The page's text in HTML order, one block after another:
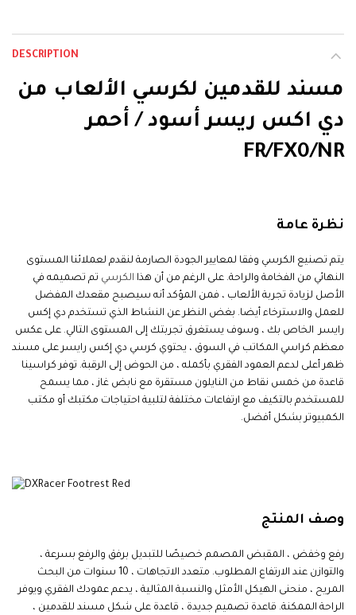
DESCRIPTION
مسند للقدمين لكرسي الألعاب من
دي اكس ريسر أسود / أحمر
FR/FX0/NR
نظرة عامة
يتم تصنيع الكرسي وفقا لمعايير الجودة الصارمة لنقدم لعملائنا المستوى
النهائي من الفخامة والراحة. على الرغم من أن هذا الكرسي تم تصميمه في
الأصل لزيادة تجربة الألعاب ، فمن المؤكد أنه سيصبح مقعدك المفضل
للعمل والاسترخاء أيضا. بغض النظر عن النشاط الذي تستخدم دي إكس
رايسر الخاص بك ، وسوف يستغرق تجربتك إلى المستوى التالي. على عكس
معظم كراسي المكاتب في السوق ، يحتوي كرسي دي إكس رايسر على مسند
ظهر أعلى لدعم العمود الفقري بأكمله ، من الحوض إلى الرقبة. توفر كراسينا
قاعدة من خمس نقاط من النايلون مستقرة مع نابض غاز ، مما يسمح
للمستخدم بالتكيف مع ارتفاعات مختلفة لتلبية احتياجات مكتبك أو مكتب
الكمبيوتر بشكل أفضل.
وصف المنتج
رفع وخفض ، المقبض المصمم خصيصًا للتبديل برفق والرفع بسرعة ،
والتوازن عند الارتفاع المطلوب. متعدد الاتجاهات ، 10 سنوات من البحث
المريح ، منحنى الهيكل الأمثل والنسبة المثالية ، يدعم عمودك الفقري ويوفر
الراحة الممكنة. قاعدة تصميم جديدة ، قاعدة على شكل مسند للقدمين ،